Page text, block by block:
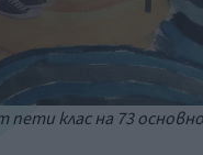
пети клас на 73